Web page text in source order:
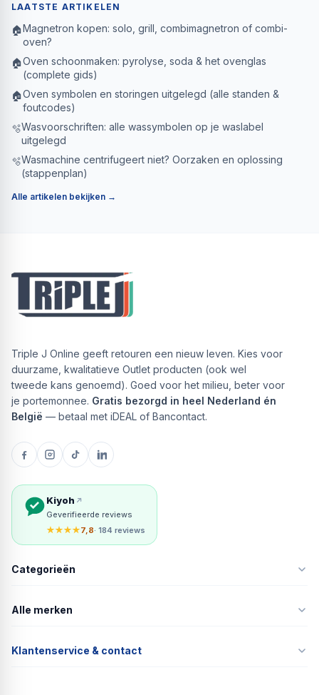
LAATSTE ARTIKELEN
🏠Magnetron kopen: solo, grill, combimagnetron of combi-
oven?
🏠Oven schoonmaken: pyrolyse, soda & het ovenglas
(complete gids)
🏠Oven symbolen en storingen uitgelegd (alle standen &
foutcodes)
🫧Wasvoorschriften: alle wassymbolen op je waslabel
uitgelegd
🫧Wasmachine centrifugeert niet? Oorzaken en oplossing
(stappenplan)
Alle artikelen bekijken →
Triple J Online geeft retouren een nieuw leven. Kies voor
duurzame, kwalitatieve Outlet producten (ook wel
tweede kans genoemd). Goed voor het milieu, beter voor
je portemonnee. Gratis bezorgd in heel Nederland én
België — betaal met iDEAL of Bancontact.
Kiyoh
Geverifieerde reviews
★★★★7,8· 184 reviews
Categorieën
Alle merken
Klantenservice & contact